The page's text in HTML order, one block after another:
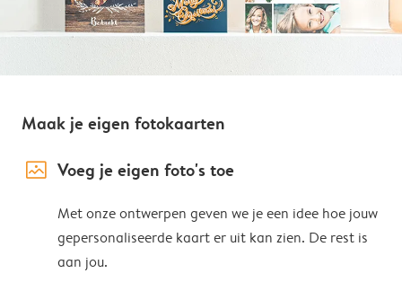
Maak je eigen fotokaarten
image_placeholder Voeg je eigen foto's toe
Met onze ontwerpen geven we je een idee hoe jouw
gepersonaliseerde kaart er uit kan zien. De rest is
aan jou.